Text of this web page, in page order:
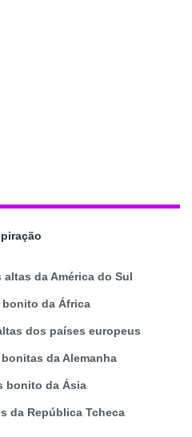
da América do Sul
bonito da África
dos países europeus
da Alemanha
bonito da Ásia
da República Tcheca